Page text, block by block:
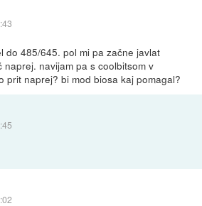
do 485/645. pol mi pa začne javlat
naprej. navijam pa s coolbitsom v
prit naprej? bi mod biosa kaj pomagal?